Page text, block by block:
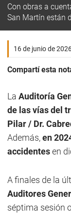
Con obras a
San Martín están
16 de junio de
Compartí esta
La Auditoría
de las vías del
Pilar / Dr.
Además,en
accidentesen
A finales de la
Auditores
séptima sesión